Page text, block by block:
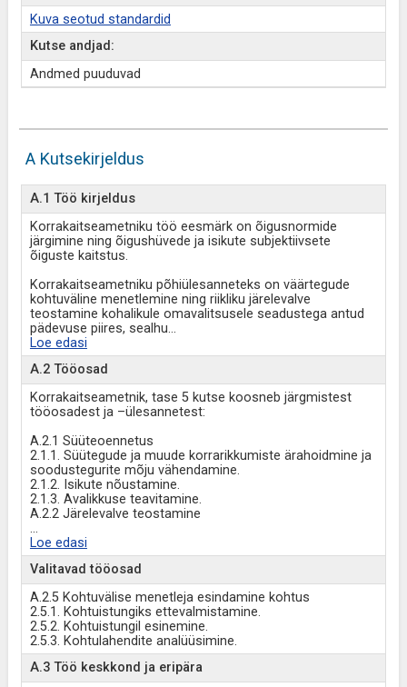
Kuva seotud standardid
Kutse andjad:
Andmed puuduvad
A Kutsekirjeldus
A.1 Töö kirjeldus
Korrakaitseametniku töö eesmärk on õigusnormide
järgimine ning õigushüvede ja isikute subjektiivsete
õiguste kaitstus.
Korrakaitseametniku põhiülesanneteks on väärtegude
kohtuväline menetlemine ning riikliku järelevalve
teostamine kohalikule omavalitsusele seadustega antud
pädevuse piires, sealhu...
Loe edasi
A.2 Tööosad
Korrakaitseametnik, tase 5 kutse koosneb järgmistest
tööosadest ja –ülesannetest:
A.2.1 Süüteoennetus
2.1.1. Süütegude ja muude korrarikkumiste ärahoidmine ja
soodustegurite mõju vähendamine.
2.1.2. Isikute nõustamine.
2.1.3. Avalikkuse teavitamine.
A.2.2 Järelevalve teostamine
...
Loe edasi
Valitavad tööosad
A.2.5 Kohtuvälise menetleja esindamine kohtus
2.5.1. Kohtuistungiks ettevalmistamine.
2.5.2. Kohtuistungil esinemine.
2.5.3. Kohtulahendite analüüsimine.
A.3 Töö keskkond ja eripära